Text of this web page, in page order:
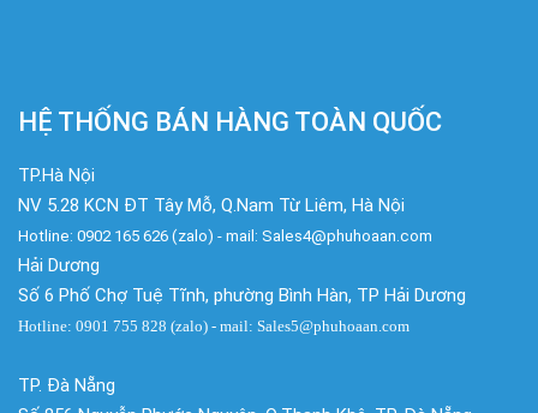
HỆ THỐNG BÁN HÀNG TOÀN QUỐC
TP.Hà Nội
NV 5.28 KCN ĐT Tây Mỗ, Q.Nam Từ Liêm, Hà Nội
Hotline: 0902 165 626 (zalo) - mail: Sales4@phuhoaan.com
Hải Dương
Số 6 Phố Chợ Tuệ Tĩnh, phường Bình Hàn, TP Hải Dương
Hotline: 0901 755 828 (zalo) - mail: Sales5@phuhoaan.com
TP. Đà Nẵng